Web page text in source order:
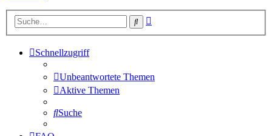
Suche
Schnellzugriff
Unbeantwortete Themen
Aktive Themen
Suche